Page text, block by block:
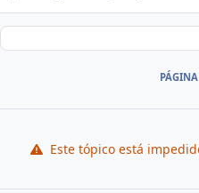
Este tópico está